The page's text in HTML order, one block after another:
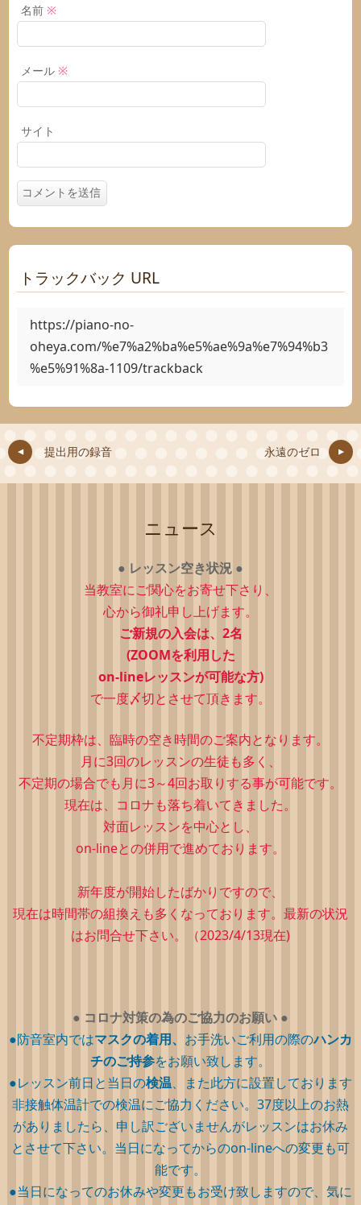
名前 ※
メール ※
サイト
トラックバック URL
https://piano-no-
oheya.com/%e7%a2%ba%e5%ae%9a%e7%94%b3
%e5%91%8a-1109/trackback
提出用の録音 永遠のゼロ
ニュース
● レッスン空き状況 ●
当教室にご関心をお寄せ下さり、
心から御礼申し上げます。
ご新規の入会は、2名
(ZOOMを利用した
on-lineレッスンが可能な方)
で一度〆切とさせて頂きます。
不定期枠は、 臨時の空き時間のご案内となります。
月に3回のレッスンの生徒も多く、
不定期の場合でも月に3～4回お取りする事が可能です。
現在は、コロナも落ち着いてきました。
対面レッスンを中心とし、
on-lineとの併用で進めております。
新年度が開始したばかりですので、
現在は時間帯の組換えも多くなっております。最新の状況
はお問合せ下さい。（2023/4/13現在)
● コロナ対策の為のご協力のお願い ●
●防音室内ではマスクの着用、 お手洗いご利用の際のハンカ
チのご持参をお願い致します。
●レッスン前日と当日の検温、また此方に設置しております
非接触体温計での検温にご協力ください。37度以上のお熱
がありましたら、申し訳ございませんがレッスンはお休み
とさせて下さい。当日になってからのon-lineへの変更も可
能です。
●当日になってのお休みや変更もお受け致しますので、気に